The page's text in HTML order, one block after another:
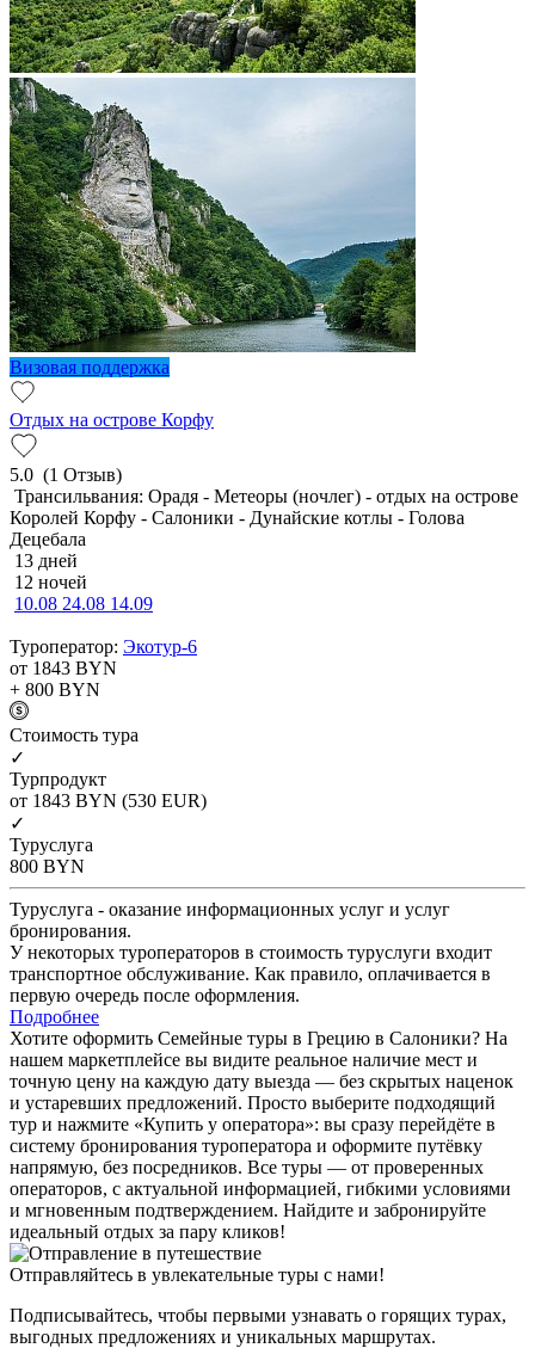
Визовая поддержка
Отдых на острове Корфу
5.0 (1 Отзыв)
Трансильвания: Орадя - Метеоры (ночлег) - отдых на острове
Королей Корфу - Салоники - Дунайские котлы - Голова
Децебала
13 дней
12 ночей
10.08 24.08 14.09
Туроператор: Экотур-6
от 1843 BYN
+ 800 BYN
Cтоимость тура
✓
Турпродукт
от 1843 BYN (530 EUR)
✓
Туруслуга
800 BYN
Туруслуга - оказание информационных услуг и услуг
бронирования.
У некоторых туроператоров в стоимость туруслуги входит
транспортное обслуживание. Как правило, оплачивается в
первую очередь после оформления.
Подробнее
Хотите оформить Семейные туры в Грецию в Салоники? На
нашем маркетплейсе вы видите реальное наличие мест и
точную цену на каждую дату выезда — без скрытых наценок
и устаревших предложений. Просто выберите подходящий
тур и нажмите «Купить у оператора»: вы сразу перейдёте в
систему бронирования туроператора и оформите путёвку
напрямую, без посредников. Все туры — от проверенных
операторов, с актуальной информацией, гибкими условиями
и мгновенным подтверждением. Найдите и забронируйте
идеальный отдых за пару кликов!
Отправляйтесь в увлекательные туры с нами!
Подписывайтесь, чтобы первыми узнавать о горящих турах,
выгодных предложениях и уникальных маршрутах.